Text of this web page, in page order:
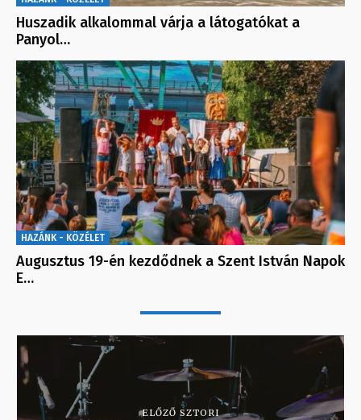
Huszadik alkalommal várja a látogatókat a
Panyol…
HAZÁNK - KÖZÉLET
Augusztus 19-én kezdődnek a Szent István Napok
E…
ELŐZŐ SZTORI